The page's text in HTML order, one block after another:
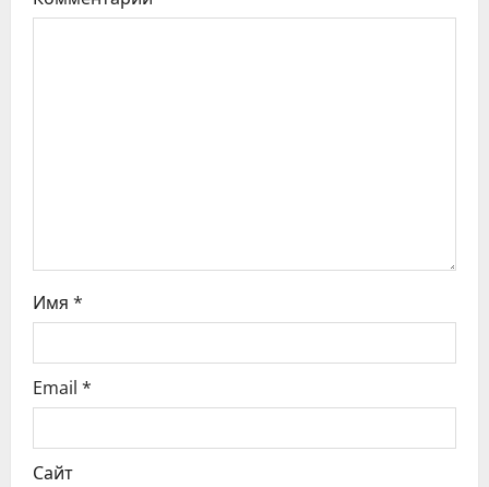
и
с
я
м
Имя *
Email *
Сайт